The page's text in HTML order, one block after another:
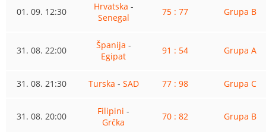
01. 09. 12:30 Hrvatska -
Senegal
75 : 77 Grupa B
31. 08. 22:00 Španija -
Egipat
91 : 54 Grupa A
31. 08. 21:30 Turska - SAD 77 : 98 Grupa C
31. 08. 20:00 Filipini -
Grčka
70 : 82 Grupa B